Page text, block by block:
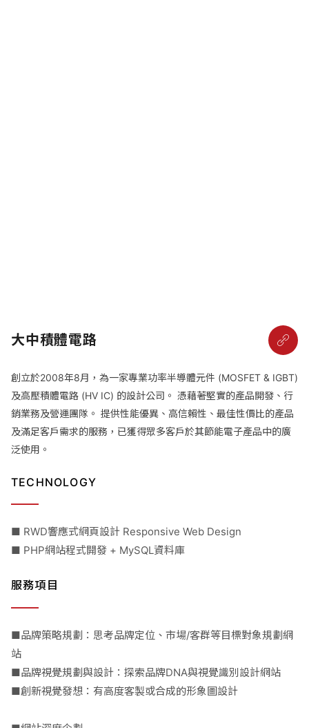
大中積體電路
創立於2008年8月，為一家專業功率半導體元件 (MOSFET & IGBT)
及高壓積體電路 (HV IC) 的設計公司。 憑藉著堅實的產品開發、行
銷業務及營運團隊。 提供性能優異、高信賴性、最佳性價比的產品
及滿足客戶需求的服務，已獲得眾多客戶於其節能電子產品中的廣
泛使用。
TECHNOLOGY
■ RWD響應式網頁設計 Responsive Web Design
■ PHP網站程式開發 + MySQL資料庫
服務項目
■品牌策略規劃：思考品牌定位、市場/客群等目標對象規劃網
站
■品牌視覺規劃與設計：探索品牌DNA與視覺識別設計網站
■創新視覺發想：有高度客製或合成的形象圖設計